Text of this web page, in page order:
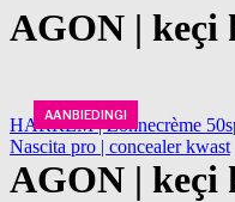
AGON | keçi
AANBIEDING!
HARREM | Zonnecrème
Nascita pro | concealer kwast
AGON | keçi